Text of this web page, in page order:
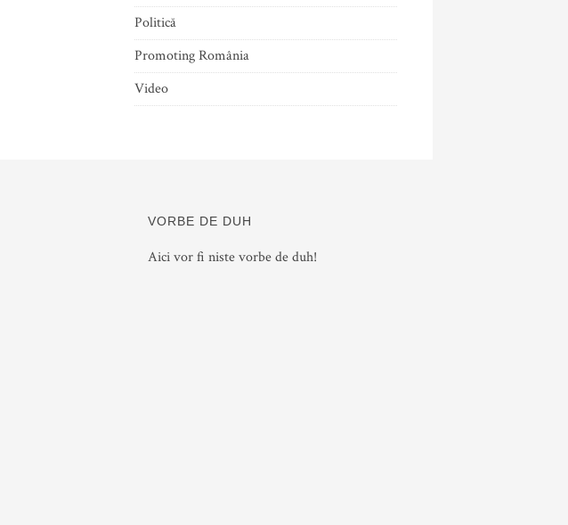
Politică
Promoting România
Video
VORBE DE DUH
Aici vor fi niste vorbe de duh!